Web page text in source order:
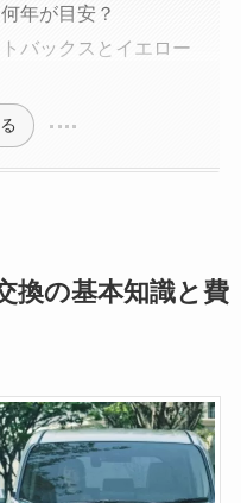
年が目安？
バックスとイエロー
換の基本知識と費